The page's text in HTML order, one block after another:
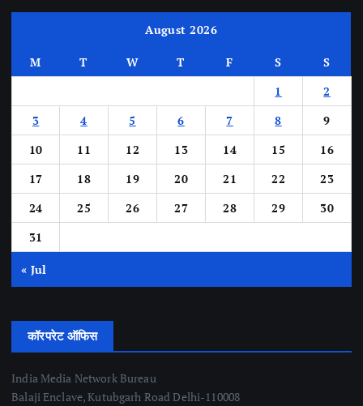
August 2026
M T W T F S
S
1
2
3
4 5 6 7 8
9
10
11 12 13 14 15
16
17
18 19 20 21 22
23
24
25 26 27 28 29
30
31
« Jul
कॉरपरेट ऑफिस
India Media Network Bureau
Balaji Enclave, Kutubgarh Road Delhi-110008